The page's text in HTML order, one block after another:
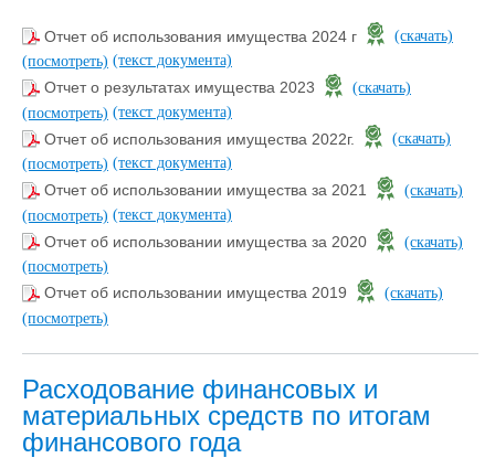
Отчет об использования имущества 2024 г
(скачать)
(посмотреть) (текст документа)
Отчет о результатах имущества 2023
(скачать)
(посмотреть) (текст документа)
Отчет об использования имущества 2022г.
(скачать)
(посмотреть) (текст документа)
Отчет об использовании имущества за 2021
(скачать)
(посмотреть) (текст документа)
Отчет об использовании имущества за 2020
(скачать)
(посмотреть)
Отчет об использовании имущества 2019
(скачать)
(посмотреть)
Расходование финансовых и
материальных средств по итогам
финансового года